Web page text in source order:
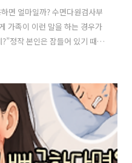
면 얼마일까? 수면다원검사부
가족이 이런 말을 하는 경우가
정작 본인은 잠들어 있기 때문
사가 바로 수면다원검사입니
더 헷갈립니다건강보험이 적용
지검사비 외에 추가 비용은 없
마나 드는지검사를 고민하고 있
코를 곤다고 모두 수면무호흡
같은 것..